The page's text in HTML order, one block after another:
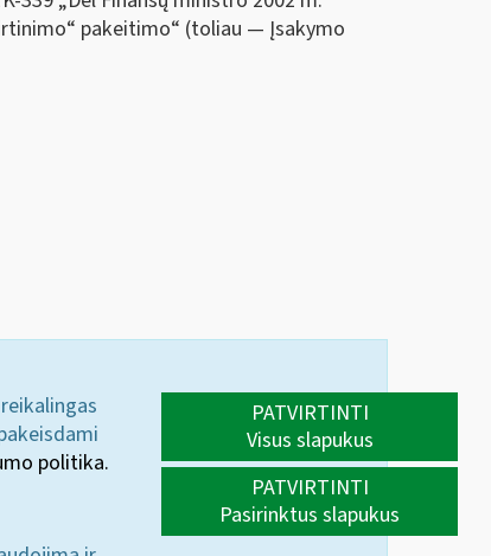
pakeitimo“ (toliau — Įsakymo
politika.
PATVIRTINTI
Visus slapukus
PATVIRTINTI
Pasirinktus slapukus